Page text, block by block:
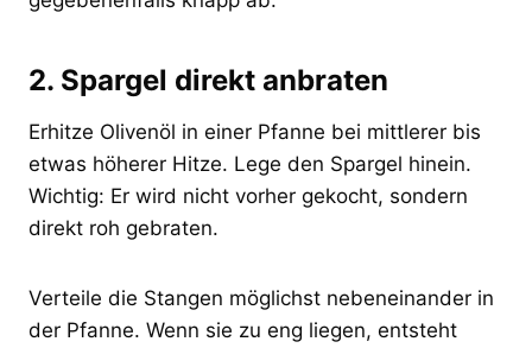
2. Spargel direkt anbraten
Erhitze Olivenöl in einer Pfanne bei mittlerer bis
etwas höherer Hitze. Lege den Spargel hinein.
Wichtig: Er wird nicht vorher gekocht, sondern
direkt roh gebraten.
Verteile die Stangen möglichst nebeneinander in
der Pfanne. Wenn sie zu eng liegen, entsteht